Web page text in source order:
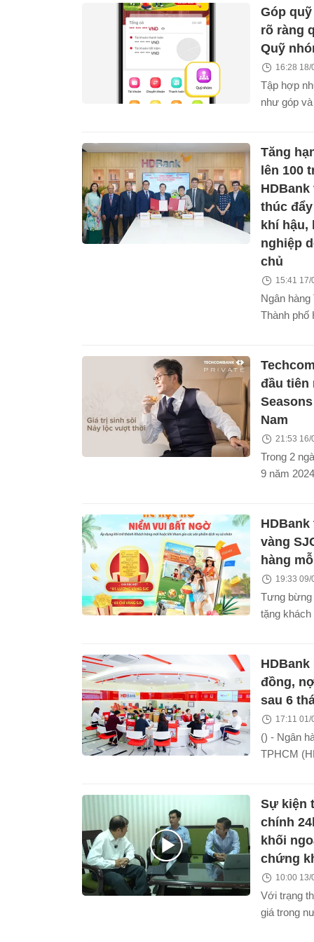
bão.
Góp
rõ ràng
Quỹ
16:28 18/
Tập hợp
như góp
gia tiện lợi,
của App
nhiều
nhóm.
Tăng
lên 100
thúc
khí hậu,
nghiệp
chủ
15:41 17/
Ngân
Thành phố
Phát triển
đồng tín
đầu tiên
Nam
21:53 16/
Trong 2
9 năm
hội đắm
múa uyển
điệu vượt
cảm xúc
Ballet”.
dành tặng
đến những
vàng
hàng
19:33 09/
Tưng bừng
tặng
voucher
cùng hấp
HDBank
đồng,
sau 6
17:11 01/
() - Ngân
TPHCM
thuế bán
đồng, tăng
Sự kiện
chính
khối
chứng
10:00 13/
Với trạng
giá trong